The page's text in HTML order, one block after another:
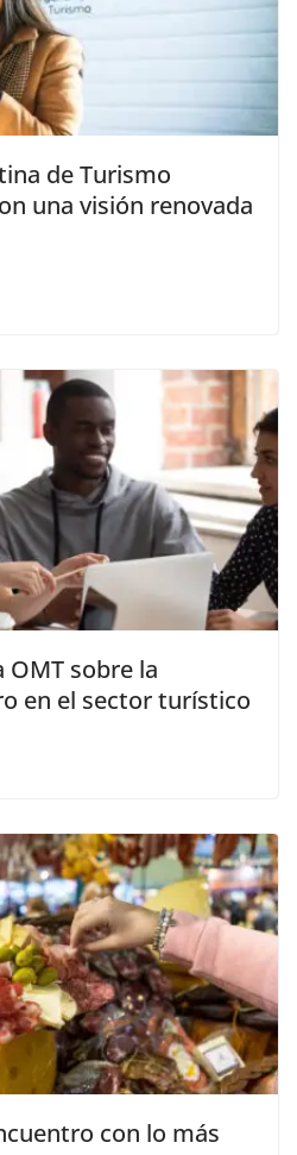
de Turismo
una visión renovada
OMT sobre la
en el sector turístico
con lo más